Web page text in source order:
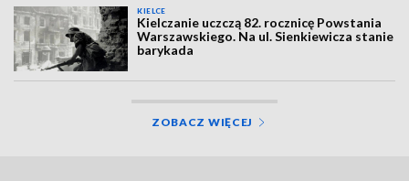
KIELCE
Kielczanie uczczą 82. rocznicę Powstania
Warszawskiego. Na ul. Sienkiewicza stanie
barykada
ZOBACZ WIĘCEJ